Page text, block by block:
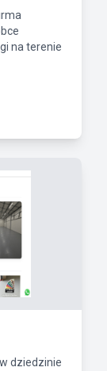
na terenie
dziedzinie